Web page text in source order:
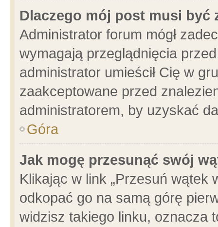
Dlaczego mój post musi być
Administrator forum mógł
wymagają przeglądnięcia
administrator umieścił Cię w
zaakceptowane przed
administratorem, by uzyskać
Góra
Jak mogę przesunąć swój
Klikając w link „Przesuń wątek
odkopać go na samą górę
widzisz takiego linku, oznacza